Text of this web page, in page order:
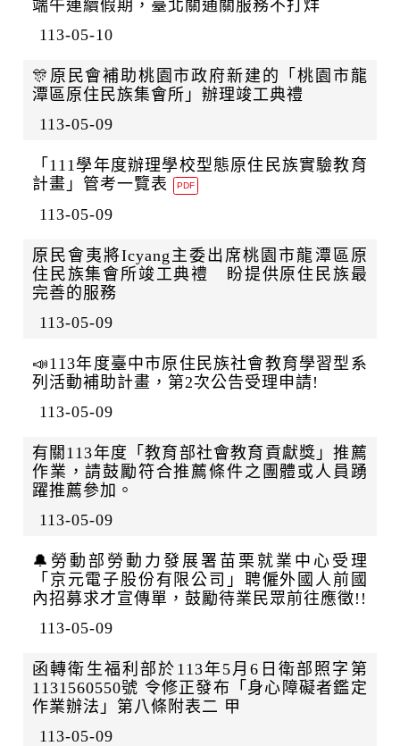
端午連續假期，臺北關通關服務不打烊
113-05-10
🎊原民會補助桃園市政府新建的「桃園市龍
潭區原住民族集會所」辦理竣工典禮
113-05-09
「111學年度辦理學校型態原住民族實驗教育
計畫」管考一覽表
PDF
113-05-09
原民會夷將Icyang主委出席桃園市龍潭區原
住民族集會所竣工典禮 盼提供原住民族最
完善的服務
113-05-09
📣113年度臺中市原住民族社會教育學習型系
列活動補助計畫，第2次公告受理申請!
113-05-09
有關113年度「教育部社會教育貢獻獎」推薦
作業，請鼓勵符合推薦條件之團體或人員踴
躍推薦參加。
113-05-09
🔔勞動部勞動力發展署苗栗就業中心受理
「京元電子股份有限公司」聘僱外國人前國
內招募求才宣傳單，鼓勵待業民眾前往應徵!!
113-05-09
函轉衛生福利部於113年5月6日衛部照字第
1131560550號 令修正發布「身心障礙者鑑定
作業辦法」第八條附表二 甲
113-05-09